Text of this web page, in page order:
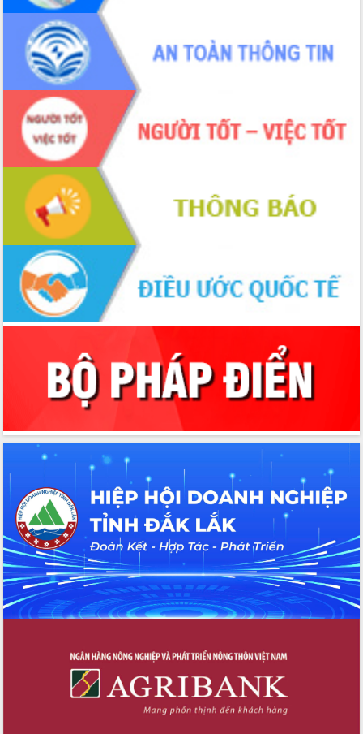
Hòn Yến phát triển du lịch gắn với bảo
tồn biển
Lấy ý kiến điều chỉnh Quy hoạch tỉnh
Đắk Lắk thời kỳ 2021-2030, tầm nhìn
đến năm 2050
Phát động chiến dịch 30 ngày đêm
giải phóng mặt bằng Tuyến đường bộ
ven biển
Đắk Lắk nỗ lực thúc đẩy tăng trưởng
kinh tế từ 10% trở lên trong Quý
II/2026
Đắk Lắk ký kết thỏa thuận hợp tác về
chuyển đổi số giai đoạn 2026 – 2030
với Tập đoàn Bưu chính Viễn thông
Việt Nam
Thứ trưởng Bộ Y tế làm việc với tỉnh
Đắk Lắk về phát triển nhân lực y tế
cho trạm y tế cấp xã
Du lịch Đắk Lắk nâng tầm trải nghiệm
du khách thông qua Hệ thống cơ sở dữ
liệu và Bản đồ số
Tập huấn ứng dụng trí tuệ nhân tạo (AI)
trong thương mại điện tử năm 2026
trao đổi thông tin trước Kỳ họp thứ
nhất, Quốc hội khóa XVI
Quyết liệt cải cách hành chính, khơi
thông nguồn lực phát triển
Nâng cao hiệu lực, hiệu quả HĐND
tỉnh thông qua hiện đại hóa hành chính
Xã Ea Phê gắn cải cách hành chính với
chuyển đổi số
Phó Chủ tịch Thường trực UBND tỉnh
Hồ Thị Nguyên Thảo làm việc tại Trung
tâm Phục vụ hành chính công xã Ea
Xây dựng nền hành chính số đồng
hành cùng nông dân dân, doanh nghiệp
Giai đoạn 2026-2030, Đắk Lắk phấn
đấu có 77% xã đạt chuẩn nông thôn